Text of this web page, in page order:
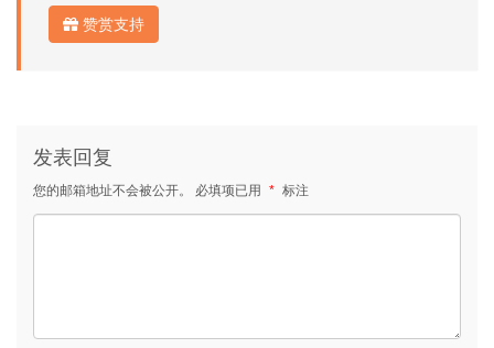
赞赏支持
发表回复
您的邮箱地址不会被公开。 必填项已用 * 标注